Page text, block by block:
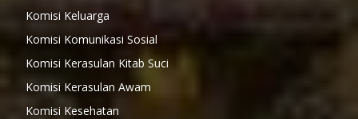
Komisi Keluarga
Komisi Komunikasi Sosial
Komisi Kerasulan Kitab Suci
Komisi Kerasulan Awam
Komisi Kesehatan